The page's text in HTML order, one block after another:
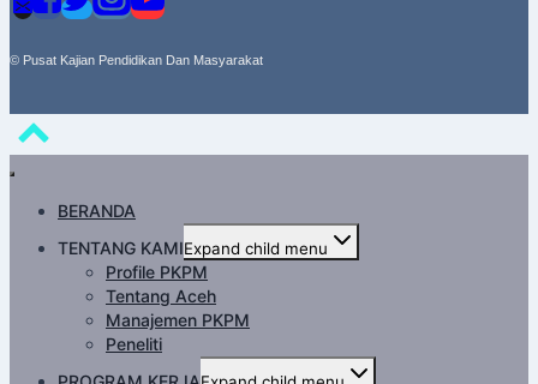
© Pusat Kajian Pendidikan Dan Masyarakat
BERANDA
TENTANG KAMIExpand child menu
Profile PKPM
Tentang Aceh
Manajemen PKPM
Peneliti